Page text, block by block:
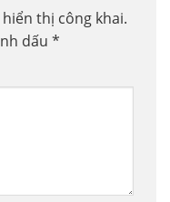
thị công khai.
dấu *